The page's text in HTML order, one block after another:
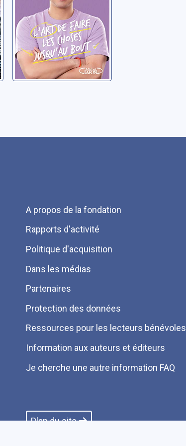
Menu
Pied
de
page
A propos de la fondation
Rapports d'activité
Politique d'acquisition
Dans les médias
Partenaires
Protection des données
Ressources pour les lecteurs bénévoles
Information aux auteurs et éditeurs
Je cherche une autre information FAQ
Plan du site